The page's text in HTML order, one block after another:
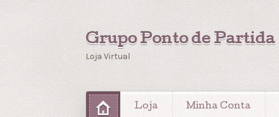
Grupo Ponto de Partida
Loja Virtual
Loja Minha Conta